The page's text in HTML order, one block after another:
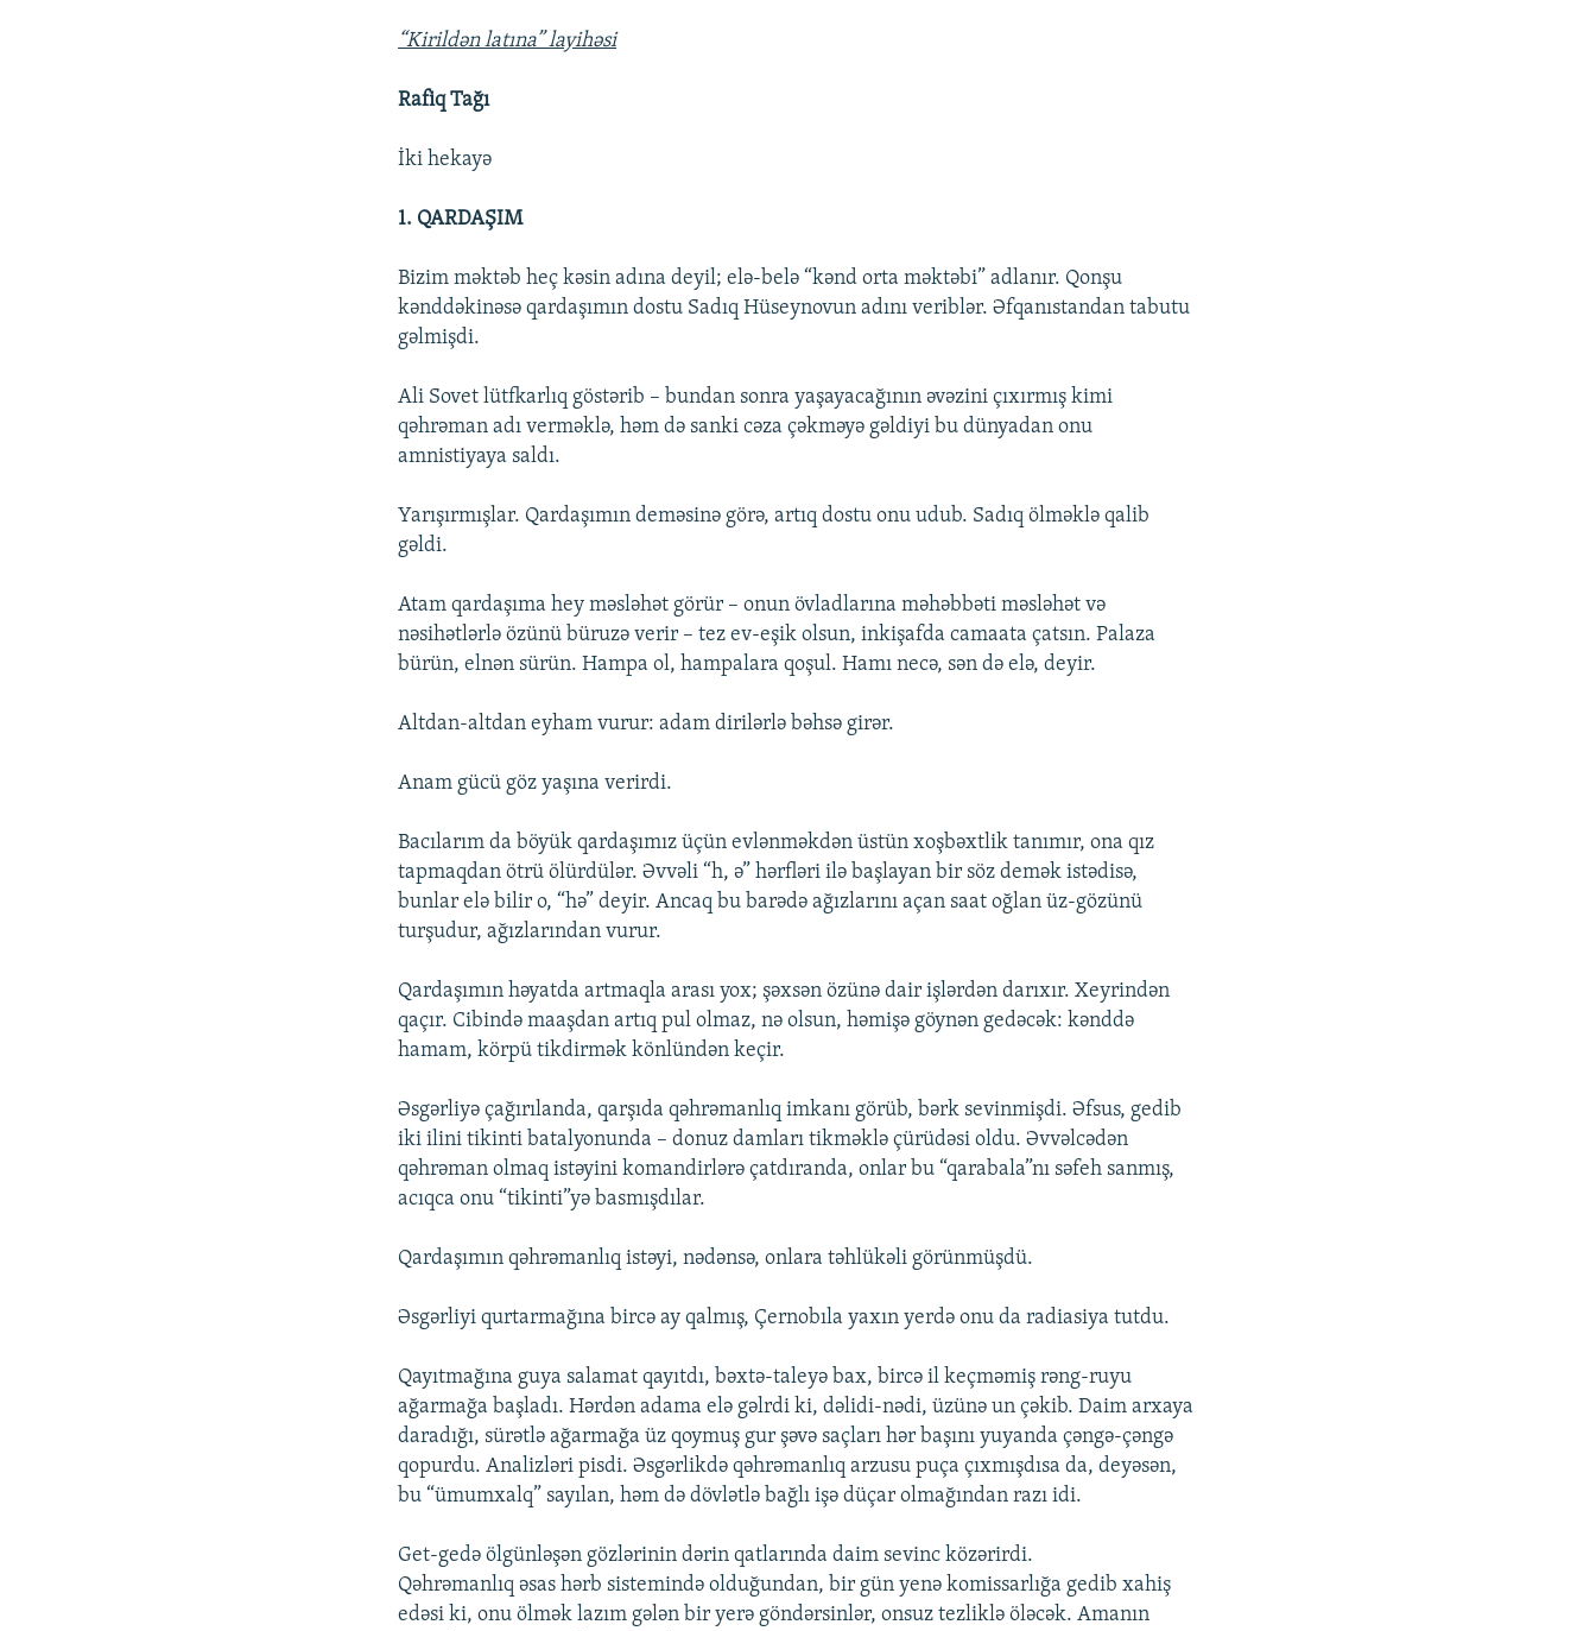
“Kirildən latına” layihəsi
Rafiq Tağı
İki hekayə
1. QARDAŞIM
Bizim məktəb heç kəsin adına deyil; elə-belə “kənd orta məktəbi” adlanır. Qonşu
kənddəkinəsə qardaşımın dostu Sadıq Hüseynovun adını veriblər. Əfqanıstandan tabutu
gəlmişdi.
Ali Sovet lütfkarlıq göstərib – bundan sonra yaşayacağının əvəzini çıxırmış kimi
qəhrəman adı verməklə, həm də sanki cəza çəkməyə gəldiyi bu dünyadan onu
amnistiyaya saldı.
Yarışırmışlar. Qardaşımın deməsinə görə, artıq dostu onu udub. Sadıq ölməklə qalib
gəldi.
Atam qardaşıma hey məsləhət görür – onun övladlarına məhəbbəti məsləhət və
nəsihətlərlə özünü büruzə verir – tez ev-eşik olsun, inkişafda camaata çatsın. Palaza
bürün, elnən sürün. Hampa ol, hampalara qoşul. Hamı necə, sən də elə, deyir.
Altdan-altdan eyham vurur: adam dirilərlə bəhsə girər.
Anam gücü göz yaşına verirdi.
Bacılarım da böyük qardaşımız üçün evlənməkdən üstün xoşbəxtlik tanımır, ona qız
tapmaqdan ötrü ölürdülər. Əvvəli “h, ə” hərfləri ilə başlayan bir söz demək istədisə,
bunlar elə bilir o, “hə” deyir. Ancaq bu barədə ağızlarını açan saat oğlan üz-gözünü
turşudur, ağızlarından vurur.
Qardaşımın həyatda artmaqla arası yox; şəxsən özünə dair işlərdən darıxır. Xeyrindən
qaçır. Cibində maaşdan artıq pul olmaz, nə olsun, həmişə göynən gedəcək: kənddə
hamam, körpü tikdirmək könlündən keçir.
Əsgərliyə çağırılanda, qarşıda qəhrəmanlıq imkanı görüb, bərk sevinmişdi. Əfsus, gedib
iki ilini tikinti batalyonunda – donuz damları tikməklə çürüdəsi oldu. Əvvəlcədən
qəhrəman olmaq istəyini komandirlərə çatdıranda, onlar bu “qarabala”nı səfeh sanmış,
acıqca onu “tikinti”yə basmışdılar.
Qardaşımın qəhrəmanlıq istəyi, nədənsə, onlara təhlükəli görünmüşdü.
Əsgərliyi qurtarmağına bircə ay qalmış, Çernobıla yaxın yerdə onu da radiasiya tutdu.
Qayıtmağına guya salamat qayıtdı, bəxtə-taleyə bax, bircə il keçməmiş rəng-ruyu
ağarmağa başladı. Hərdən adama elə gəlrdi ki, dəlidi-nədi, üzünə un çəkib. Daim arxaya
daradığı, sürətlə ağarmağa üz qoymuş gur şəvə saçları hər başını yuyanda çəngə-çəngə
qopurdu. Analizləri pisdi. Əsgərlikdə qəhrəmanlıq arzusu puça çıxmışdısa da, deyəsən,
bu “ümumxalq” sayılan, həm də dövlətlə bağlı işə düçar olmağından razı idi.
Get-gedə ölgünləşən gözlərinin dərin qatlarında daim sevinc közərirdi.
Qəhrəmanlıq əsas hərb sistemində olduğundan, bir gün yenə komissarlığa gedib xahiş
edəsi ki, onu ölmək lazım gələn bir yerə göndərsinlər, onsuz tezliklə öləcək. Amanın